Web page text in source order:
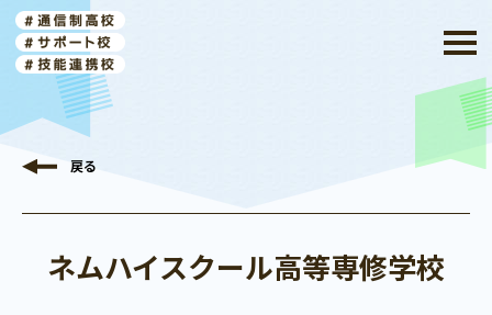
戻る
ネムハイスクール高等専修学校